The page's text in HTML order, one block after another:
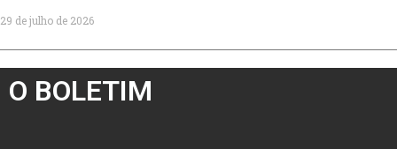
29 de julho de 2026
O BOLETIM